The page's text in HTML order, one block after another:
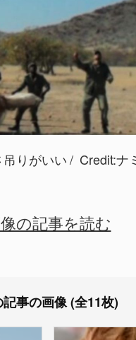
りがいい Credit:ナ
の記事を読む
記事の画像 (全11枚)